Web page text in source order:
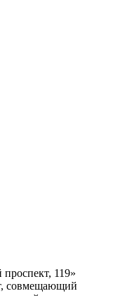
119»
совмещающий